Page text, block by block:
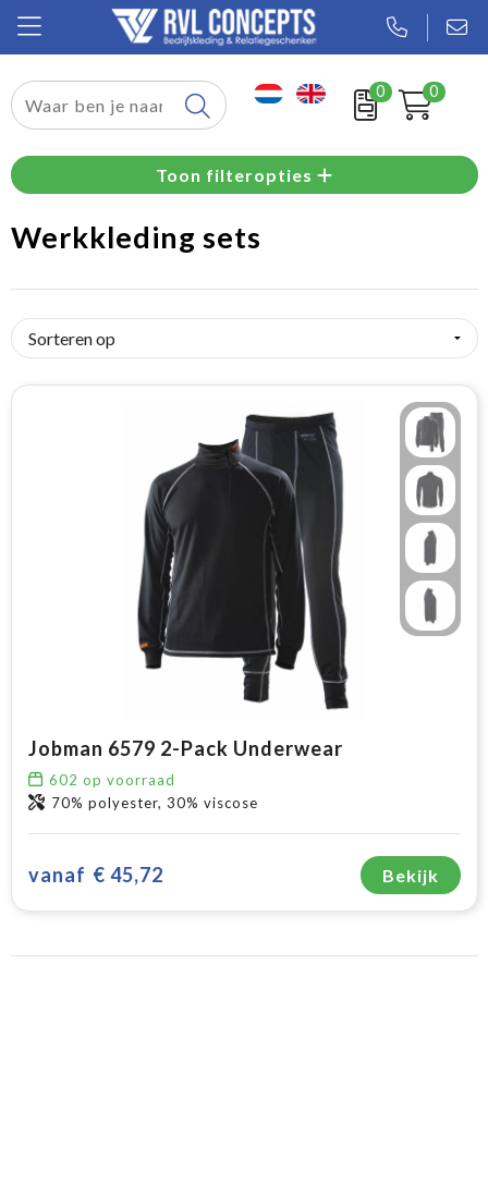
0 0
Relatiegeschenken
Tassen
Werkkleding
Toon filteropties
Werkkleding sets
Jobman 6579 2-Pack Underwear
602 op voorraad
70% polyester, 30% viscose
vanaf € 45,72 Bekijk